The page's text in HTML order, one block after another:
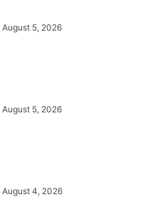
August 5, 2026
August 5, 2026
August 4, 2026